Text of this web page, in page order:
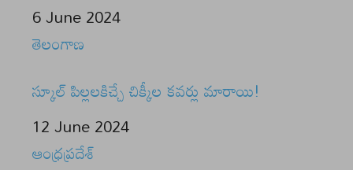
Date
6 June 2024
In relation to
తెలంగాణ
స్కూల్ పిల్లలకిచ్చే చిక్కీల కవర్లు మారాయి!
Date
12 June 2024
In relation to
ఆంధ్రప్రదేశ్